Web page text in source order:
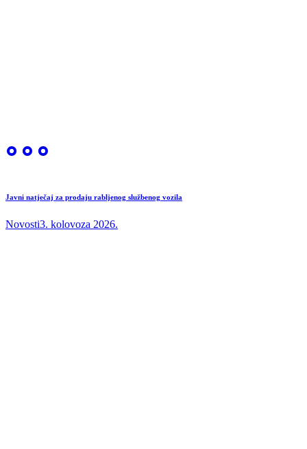
Javni natječaj za prodaju rabljenog službenog vozila
Novosti3. kolovoza 2026.